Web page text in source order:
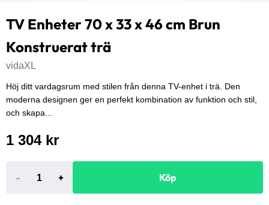
TV Enheter 70 x 33 x 46 cm Brun
Konstruerat trä
vidaXL
Höj ditt vardagsrum med stilen från denna TV-enhet i trä. Den
moderna designen ger en perfekt kombination av funktion och stil,
och skapa...
1 304 kr
- + Köp